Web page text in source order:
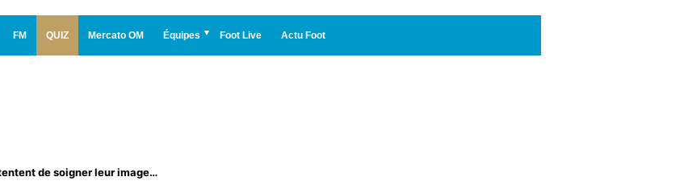
FM QUIZ Mercato OM Équipes Foot Live Actu Foot
de soigner leur image…